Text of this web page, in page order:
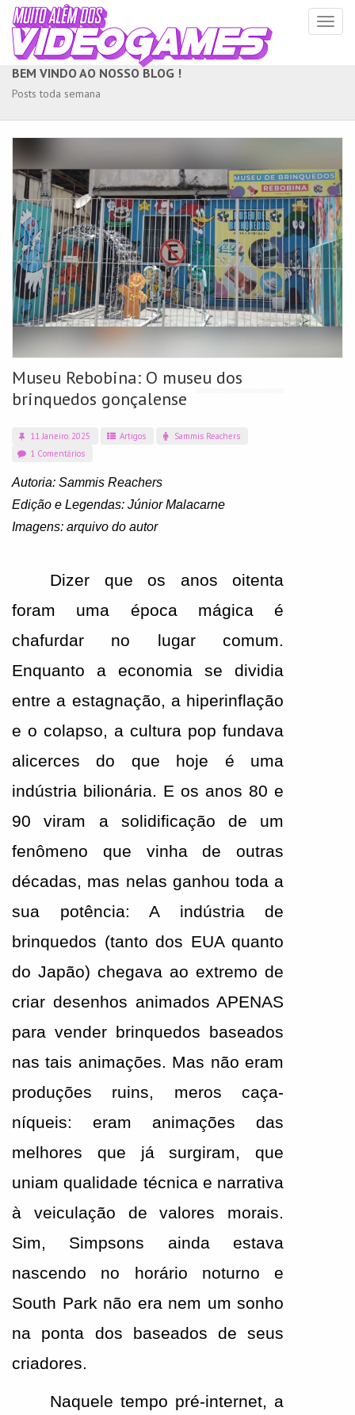
BEM VINDO AO NOSSO BLOG !
Posts toda semana
Museu Rebobina: O museu dos
brinquedos gonçalense
11 Janeiro. 2025 Artigos
Sammis Reachers
1 Comentários
Autoria: Sammis Reachers
Edição e Legendas: Júnior Malacarne
Imagens: arquivo do autor
Dizer que os anos oitenta
foram uma época mágica é
chafurdar no lugar comum.
Enquanto a economia se dividia
entre a estagnação, a hiperinflação
e o colapso, a cultura pop fundava
alicerces do que hoje é uma
indústria bilionária. E os anos 80 e
90 viram a solidificação de um
fenômeno que vinha de outras
décadas, mas nelas ganhou toda a
sua potência: A indústria de
brinquedos (tanto dos EUA quanto
do Japão) chegava ao extremo de
criar desenhos animados APENAS
para vender brinquedos baseados
nas tais animações. Mas não eram
produções ruins, meros caça-
níqueis: eram animações das
melhores que já surgiram, que
uniam qualidade técnica e narrativa
à veiculação de valores morais.
Sim, Simpsons ainda estava
nascendo no horário noturno e
South Park não era nem um sonho
na ponta dos baseados de seus
criadores.
Naquele tempo pré-internet, a